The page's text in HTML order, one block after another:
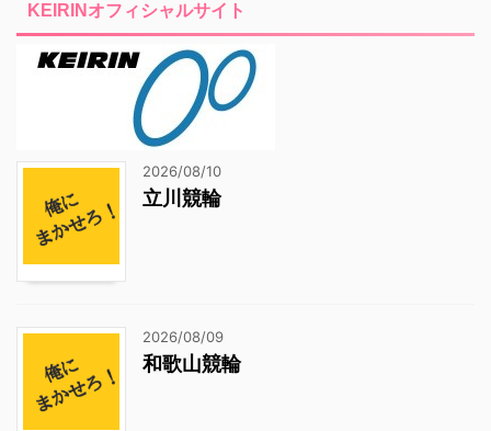
KEIRINオフィシャルサイト
2026/08/10
立川競輪
2026/08/09
和歌山競輪